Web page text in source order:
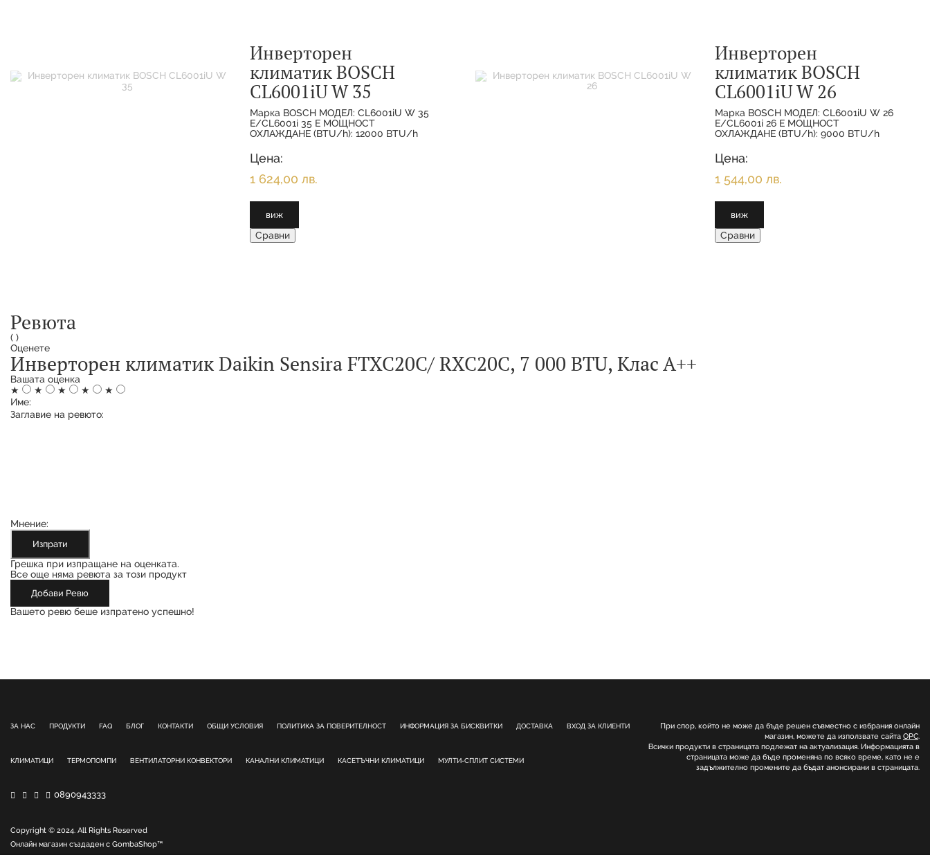
Инверторен
климатик BOSCH
CL6001iU W 35
Марка BOSCH МОДЕЛ: CL6001iU W 35
E/CL6001i 35 E МОЩНОСТ
ОХЛАЖДАНЕ (BTU/h): 12000 BTU/h
3.500 KW МОЩНОСТ
ОТОПЛЕНИЕ(НОМИНАЛНА):
Цена:
1 624,00 лв.
виж
Сравни
Инверторен
климатик BOSCH
CL6001iU W 26
Марка BOSCH МОДЕЛ: CL6001iU W 26
E/CL6001i 26 E МОЩНОСТ
ОХЛАЖДАНЕ (BTU/h): 9000 BTU/h
2.600 KW МОЩНОСТ
ОТОПЛЕНИЕ(НОМИНАЛНА):
Цена:
1 544,00 лв.
виж
Сравни
Ревюта
( )
Оценете
Инверторен климатик Daikin Sensira FTXC20C/ RXC20C, 7 000 BTU, Клас А++
Вашата оценка
★
★ ★ ★
★
Име:
Заглавие на ревюто:
Мнение:
Изпрати
Грешка при изпращане на оценката.
Все още няма ревюта за този продукт
Добави Ревю
Вашето ревю беше изпратено успешно!
ЗА НАС ПРОДУКТИ FAQ БЛОГ КОНТАКТИ ОБЩИ УСЛОВИЯ ПОЛИТИКА ЗА ПОВЕРИТЕЛНОСТ ИНФОРМАЦИЯ ЗА БИСКВИТКИ ДОСТАВКА ВХОД ЗА КЛИЕНТИ
КЛИМАТИЦИ ТЕРМОПОМПИ ВЕНТИЛАТОРНИ КОНВЕКТОРИ КАНАЛНИ КЛИМАТИЦИ КАСЕТЪЧНИ КЛИМАТИЦИ МУЛТИ-СПЛИТ СИСТЕМИ
0890943333
Copyright © 2024. All Rights Reserved
Онлайн магазин създаден с GombaShop™
При спор, който не може да бъде решен съвместно с избрания онлайн
магазин, можете да използвате сайта ОРС.
Всички продукти в страницата подлежат на актуализация. Информацията в
страницата може да бъде променяна по всяко време, като не е
задължително промените да бъдат анонсирани в страницата.